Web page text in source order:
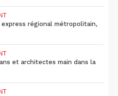
express régional métropolitain,
et architectes main dans la